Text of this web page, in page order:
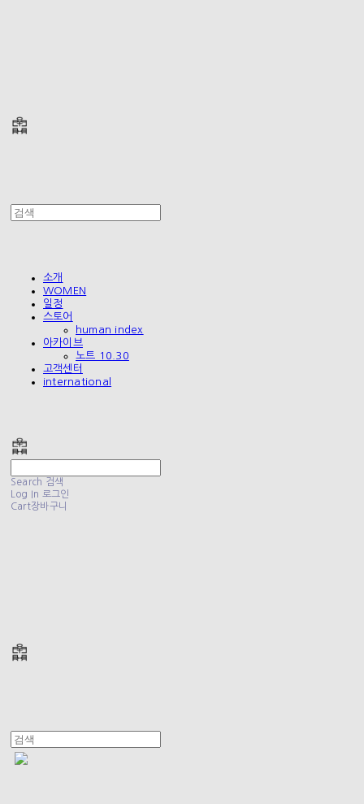
소개
WOMEN
일정
스토어
human index
아카이브
노트 10.30
고객센터
international
Search 검색
Log In 로그인
Cart장바구니